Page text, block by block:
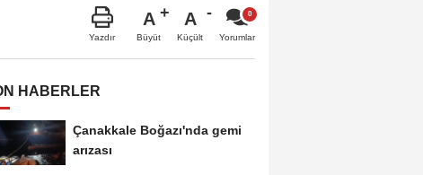
Yazdır
A
Büyüt
A
Küçült Yorumlar
HABERLER
Çanakkale Boğazı'nda gemi
arızası